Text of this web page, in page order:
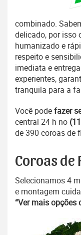
combinado.
delicado, por isso
humanizado e
respeito e
imediata e
experientes,
tranquila para a
Você podefazer
central 24 h no
de 390 coroas de
Coroas de
Selecionamos 4
e montagem
“Ver mais opções